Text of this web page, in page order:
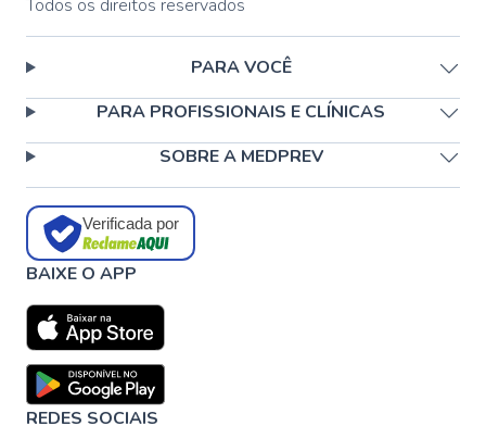
Todos os direitos reservados
PARA VOCÊ
PARA PROFISSIONAIS E CLÍNICAS
SOBRE A MEDPREV
Verificada por
BAIXE O APP
REDES SOCIAIS